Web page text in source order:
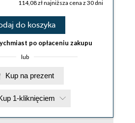
114,08 zł najniższa cena z 30 dni
do koszyka
po opłaceniu zakupu
lub
Kup na prezent
1-kliknięciem